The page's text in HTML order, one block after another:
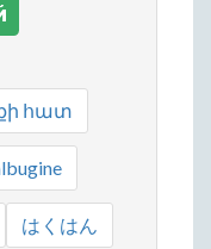
հատ
はくはん